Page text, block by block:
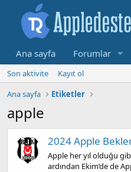
Ana sayfa Forumlar
Son aktivite
Kayıt ol
Ana sayfa
Etiketler
apple
2024 Apple
Apple her yıl olduğu
ardından Ekim’de de